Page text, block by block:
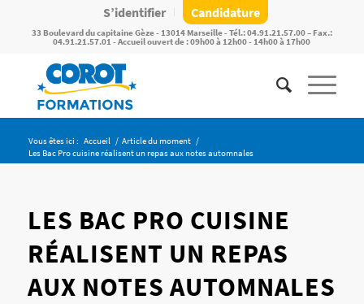
S’identifier Candidature
33 Boulevard du capitaine Gèze - 13014 Marseille - Tél.: 04.91.21.57.00 – Fax.:
04.91.21.57.01 - Accueil ouvert de : 09h00 à 12h00 - 14h00 à 17h00
Vous êtes ici : Accueil / Article du moment /
Les Bac Pro cuisine réalisent un repas aux notes automnales
LES BAC PRO CUISINE
RÉALISENT UN REPAS
AUX NOTES AUTOMNALES